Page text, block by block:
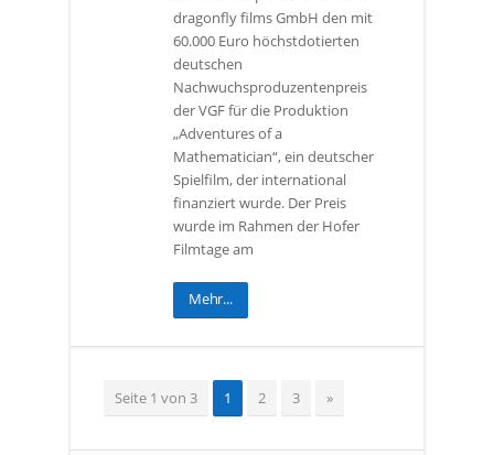
dragonfly films GmbH den mit
60.000 Euro höchstdotierten
deutschen
Nachwuchsproduzentenpreis
der VGF für die Produktion
„Adventures of a
Mathematician“, ein deutscher
Spielfilm, der international
finanziert wurde. Der Preis
wurde im Rahmen der Hofer
Filmtage am
Mehr...
Seite 1 von 3 1 2 3 »